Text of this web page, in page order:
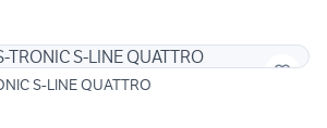
S-LINE QUATTRO